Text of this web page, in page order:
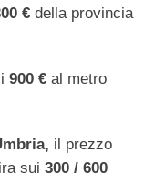
€ della provincia
900 € al metro
il prezzo
sui 300 / 600